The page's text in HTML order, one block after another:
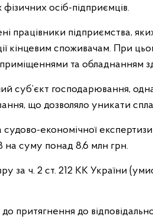
осіб-підприємців.
працівники підприємства,
кінцевим споживачам. При
та обладнанням
суб’єкт господарювання,
що дозволяло уникати
судово-економічної
на суму понад 8,6 млн грн.
за ч. 2 ст. 212 КК України
притягнення до